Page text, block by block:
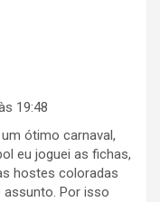
19:48
ótimo carnaval,
eu joguei as fichas,
hostes coloradas
assunto. Por isso